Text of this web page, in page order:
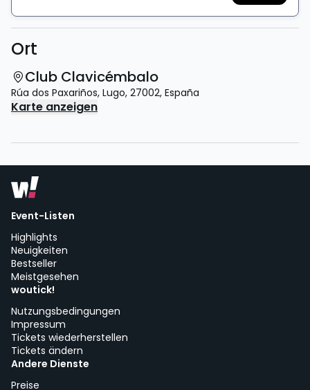
Ort
Club Clavicémbalo
Rúa dos Paxariños, Lugo, 27002, España
Karte anzeigen
Event-Listen
Highlights
Neuigkeiten
Bestseller
Meistgesehen
woutick!
Nutzungsbedingungen
Impressum
Tickets wiederherstellen
Tickets ändern
Andere Dienste
Preise